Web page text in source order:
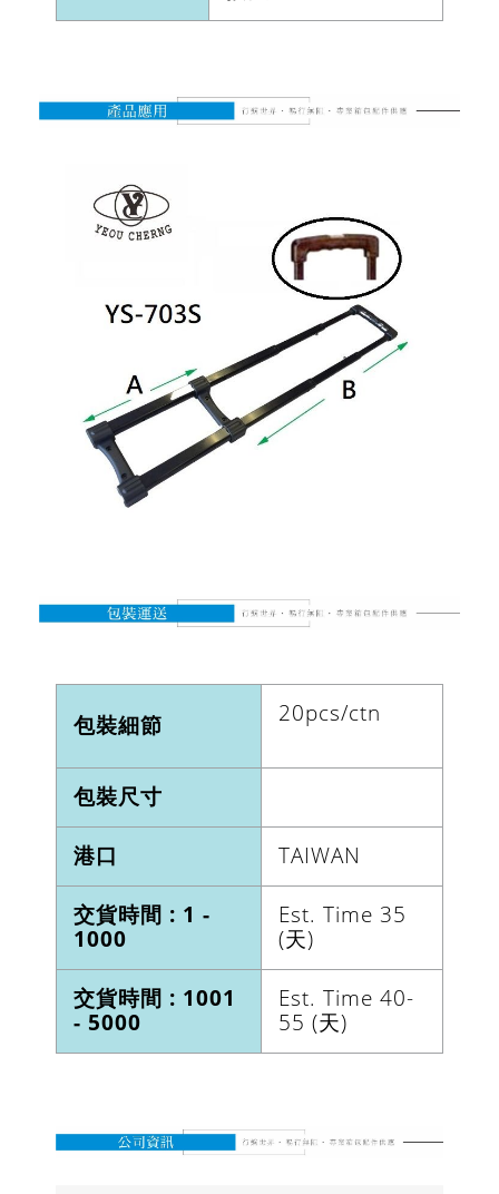
包裝細節 20pcs/ctn
包裝尺寸
港口 TAIWAN
交貨時間 : 1 -
1000
Est. Time 35
(天)
交貨時間 : 1001
- 5000
Est. Time 40-
55 (天)